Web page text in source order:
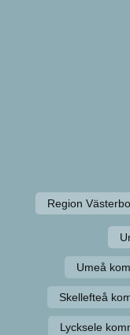
Region
Umeå
Skellefteå
Lycksele